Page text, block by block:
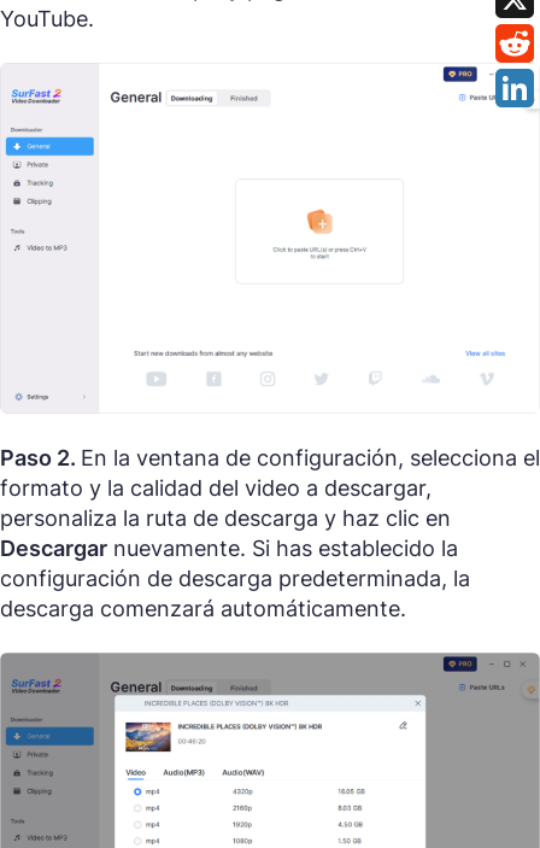
YouTube.
Paso 2. En la ventana de configuración, selecciona el
formato y la calidad del video a descargar,
personaliza la ruta de descarga y haz clic en
Descargar nuevamente. Si has establecido la
configuración de descarga predeterminada, la
descarga comenzará automáticamente.